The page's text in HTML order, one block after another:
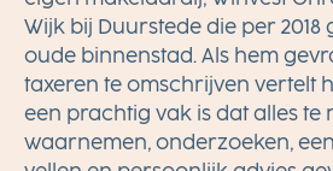
Wijk bij Duurstede die per 2018
oude binnenstad. Als hem
taxeren te omschrijven vertelt
een prachtig vak is dat alles te
waarnemen, onderzoeken,